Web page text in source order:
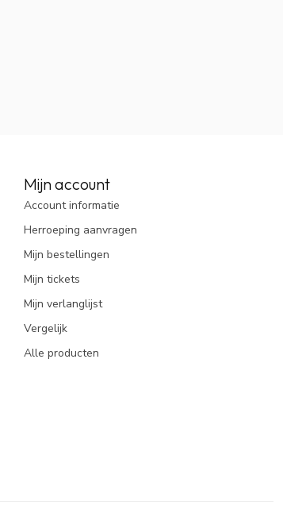
Mijn account
Account informatie
Herroeping aanvragen
Mijn bestellingen
Mijn tickets
Mijn verlanglijst
Vergelijk
Alle producten